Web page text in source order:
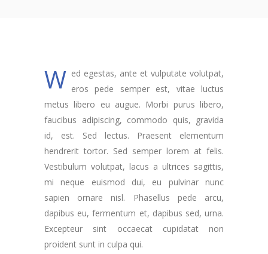
W ed egestas, ante et vulputate volutpat,
eros pede semper est, vitae luctus
metus libero eu augue. Morbi purus libero,
faucibus adipiscing, commodo quis, gravida
id, est. Sed lectus. Praesent elementum
hendrerit tortor. Sed semper lorem at felis.
Vestibulum volutpat, lacus a ultrices sagittis,
mi neque euismod dui, eu pulvinar nunc
sapien ornare nisl. Phasellus pede arcu,
dapibus eu, fermentum et, dapibus sed, urna.
Excepteur sint occaecat cupidatat non
proident sunt in culpa qui.